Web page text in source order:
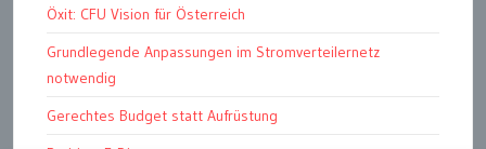
Öxit: CFU Vision für Österreich
Grundlegende Anpassungen im Stromverteilernetz
notwendig
Gerechtes Budget statt Aufrüstung